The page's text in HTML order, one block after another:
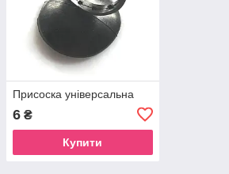
Присоска універсальна
6 ₴
Купити